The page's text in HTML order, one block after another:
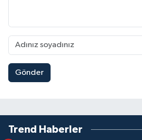
Gönder
Trend Haberler